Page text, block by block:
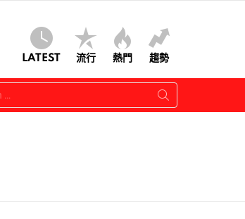
LATEST 流行 熱門 趨勢